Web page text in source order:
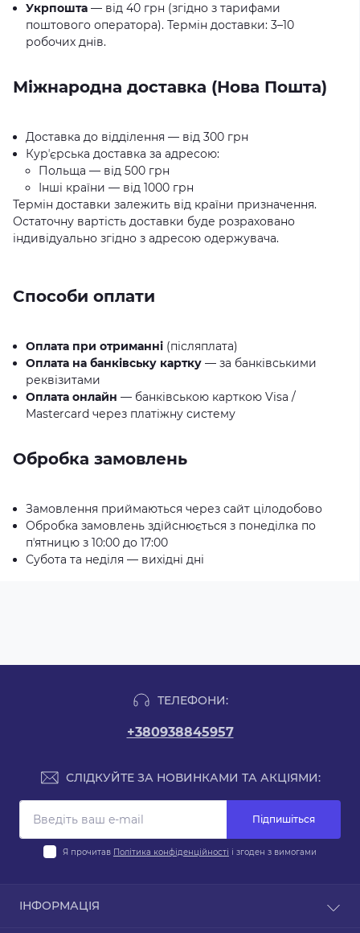
Укрпошта — від 40 грн (згідно з тарифами
поштового оператора). Термін доставки: 3–10
робочих днів.
Міжнародна доставка (Нова Пошта)
Доставка до відділення — від 300 грн
Курʼєрська доставка за адресою:
Польща — від 500 грн
Інші країни — від 1000 грн
Термін доставки залежить від країни призначення.
Остаточну вартість доставки буде розраховано
індивідуально згідно з адресою одержувача.
Способи оплати
Оплата при отриманні (післяплата)
Оплата на банківську картку — за банківськими
реквізитами
Оплата онлайн — банківською карткою Visa /
Mastercard через платіжну систему
Обробка замовлень
Замовлення приймаються через сайт цілодобово
Обробка замовлень здійснюється з понеділка по
пʼятницю з 10:00 до 17:00
Субота та неділя — вихідні дні
ТЕЛЕФОНИ:
+380938845957
СЛІДКУЙТЕ ЗА НОВИНКАМИ ТА АКЦІЯМИ:
Підпишіться
Я прочитав Політика конфіденційності і згоден з вимогами
ІНФОРМАЦІЯ